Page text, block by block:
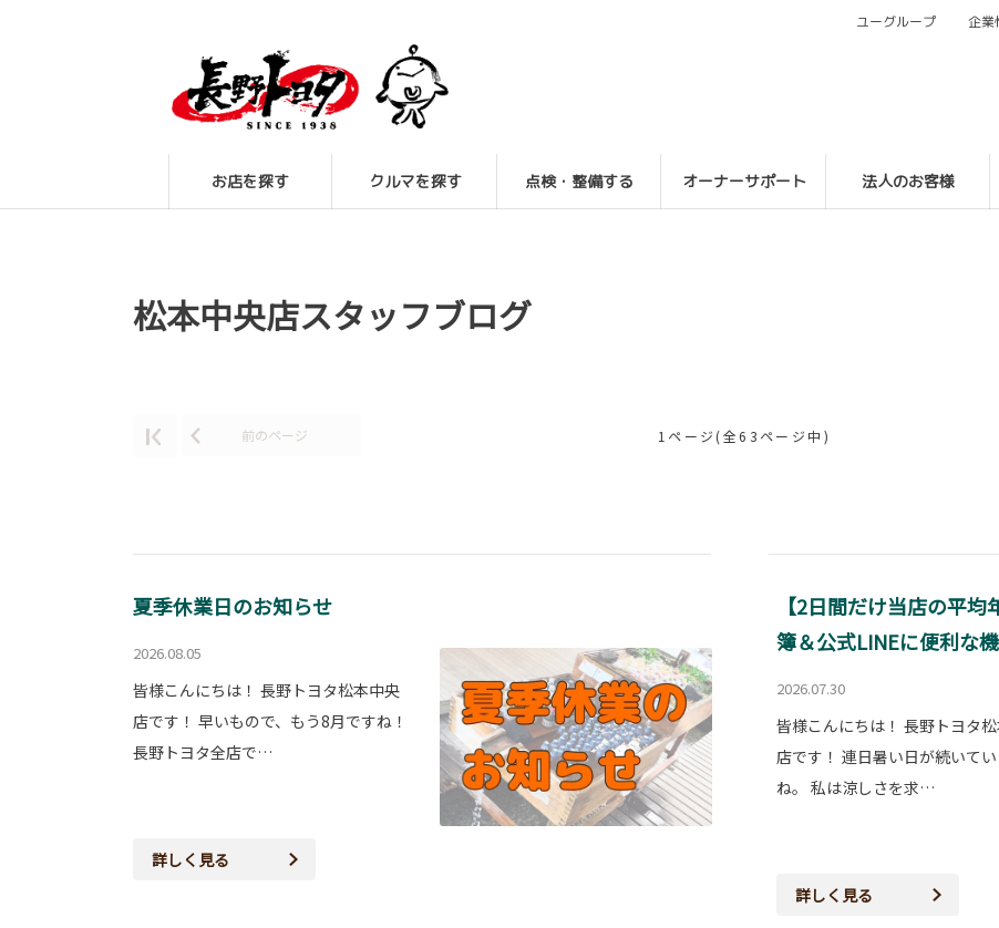
お店を探す クルマを探す 点検・整備する オーナーサポート 法人のお客様
ユーグループ 企業
松本中央店スタッフブログ
前のページ 1ページ(全63ページ中)
夏季休業日のお知らせ
2026.08.05
皆様こんにちは！ 長野トヨタ松本中央
店です！ 早いもので、もう8月ですね！
長野トヨタ全店で…
詳しく見る
【2日間だけ当店の平
簿＆公式LINEに便利な
2026.07.30
皆様こんにちは！ 長野トヨタ
店です！ 連日暑い日が続いて
ね。 私は涼しさを求…
詳しく見る